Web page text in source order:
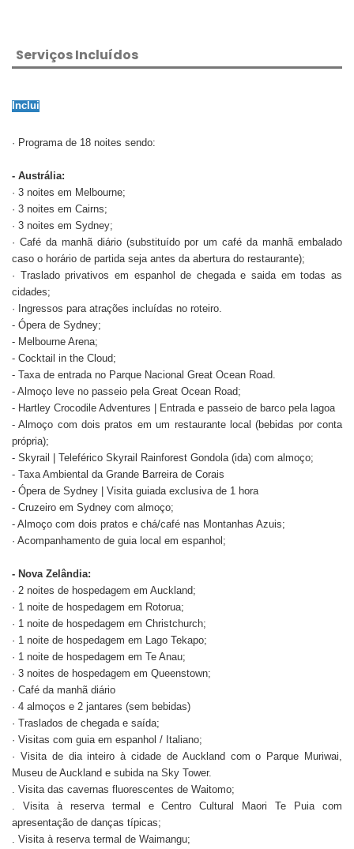
Serviços Incluídos
Inclui
· Programa de 18 noites sendo:
- Austrália:
· 3 noites em Melbourne;
· 3 noites em Cairns;
· 3 noites em Sydney;
· Café da manhã diário (substituído por um café da manhã embalado
caso o horário de partida seja antes da abertura do restaurante);
· Traslado privativos em espanhol de chegada e saida em todas as
cidades;
· Ingressos para atrações incluídas no roteiro.
- Ópera de Sydney;
- Melbourne Arena;
- Cocktail in the Cloud;
- Taxa de entrada no Parque Nacional Great Ocean Road.
- Almoço leve no passeio pela Great Ocean Road;
- Hartley Crocodile Adventures | Entrada e passeio de barco pela lagoa
- Almoço com dois pratos em um restaurante local (bebidas por conta
própria);
- Skyrail | Teleférico Skyrail Rainforest Gondola (ida) com almoço;
- Taxa Ambiental da Grande Barreira de Corais
- Ópera de Sydney | Visita guiada exclusiva de 1 hora
- Cruzeiro em Sydney com almoço;
- Almoço com dois pratos e chá/café nas Montanhas Azuis;
· Acompanhamento de guia local em espanhol;
- Nova Zelândia:
· 2 noites de hospedagem em Auckland;
· 1 noite de hospedagem em Rotorua;
· 1 noite de hospedagem em Christchurch;
· 1 noite de hospedagem em Lago Tekapo;
· 1 noite de hospedagem em Te Anau;
· 3 noites de hospedagem em Queenstown;
· Café da manhã diário
· 4 almoços e 2 jantares (sem bebidas)
· Traslados de chegada e saída;
· Visitas com guia em espanhol / Italiano;
· Visita de dia inteiro à cidade de Auckland com o Parque Muriwai,
Museu de Auckland e subida na Sky Tower.
. Visita das cavernas fluorescentes de Waitomo;
. Visita à reserva termal e Centro Cultural Maori Te Puia com
apresentação de danças típicas;
. Visita à reserva termal de Waimangu;